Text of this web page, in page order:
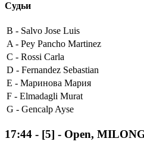
Судьи
B - Salvo Jose Luis
A - Pey Pancho Martinez
C - Rossi Carla
D - Fernandez Sebastian
E - Маринова Мария
F - Elmadagli Murat
G - Gencalp Ayse
17:44 - [5] - Open,